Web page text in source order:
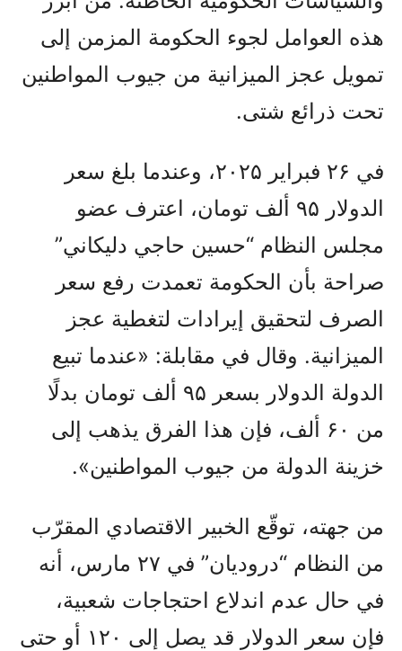
هذه العوامل لجوء الحكومة المزمن إلى
تمويل عجز الميزانية من جيوب المواطنين
تحت ذرائع شتى.
في ۲۶ فبراير ۲۰۲۵، وعندما بلغ سعر
الدولار ۹۵ ألف تومان، اعترف عضو
مجلس النظام “حسين حاجي دليکاني”
صراحة بأن الحكومة تعمدت رفع سعر
الصرف لتحقيق إيرادات لتغطية عجز
الميزانية. وقال في مقابلة: «عندما تبيع
الدولة الدولار بسعر ۹۵ ألف تومان بدلًا
من ۶۰ ألف، فإن هذا الفرق يذهب إلى
خزينة الدولة من جيوب المواطنين».
من جهته، توقّع الخبير الاقتصادي المقرّب
من النظام “دروديان” في ۲۷ مارس، أنه
في حال عدم اندلاع احتجاجات شعبية،
فإن سعر الدولار قد يصل إلى ۱۲۰ أو حتى